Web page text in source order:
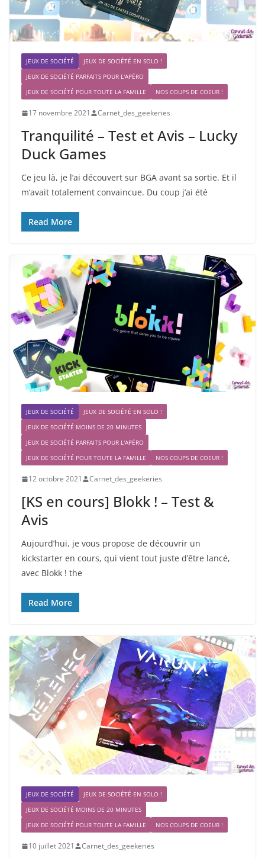
JEUX DE SOCIÉTÉ
JEUX DE SOCIÉTÉ EN SOLO !
JEUX DE SOCIÉTÉ PARFAITS POUR L'APÉRO
JEUX DE SOCIÉTÉ POUR TOUTE LA FAMILLE
NOS COUPS DE COEUR !
17 novembre 2021 Carnet_des_geekeries
Tranquilité – Test et Avis – Lucky
Duck Games
Ce jeu là, je l’ai découvert sur BGA avant sa sortie. Et il
m’avait totalement convaincue. Du coup j’ai été
Read More
JEUX DE SOCIÉTÉ
JEUX DE SOCIÉTÉ EN SOLO !
JEUX DE SOCIÉTÉ MOINS DE 20 MINUTES
JEUX DE SOCIÉTÉ PARFAITS POUR L'APÉRO
JEUX DE SOCIÉTÉ POUR TOUTE LA FAMILLE
NOS COUPS DE COEUR !
12 octobre 2021 Carnet_des_geekeries
[KS en cours] Blokk ! – Test &
Avis
Aujourd’hui, je vous propose de découvrir un
kickstarter en cours, qui vient tout juste d’être lancé,
avec Blokk ! the
Read More
JEUX DE SOCIÉTÉ
JEUX DE SOCIÉTÉ EN SOLO !
JEUX DE SOCIÉTÉ MOINS DE 20 MINUTES
JEUX DE SOCIÉTÉ POUR TOUTE LA FAMILLE
NOS COUPS DE COEUR !
10 juillet 2021 Carnet_des_geekeries